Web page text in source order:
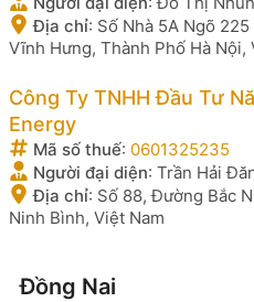
Địa chỉ: Số Nhà 5A Ngõ
Vĩnh Hưng, Thành Phố Hà Nội,
Công Ty TNHH Đầu Tư
Energy
Mã số thuế: 0601325235
Người đại diện: Trần Hải
Địa chỉ: Số 88, Đường Bắc
Ninh Bình, Việt Nam
Đồng Nai